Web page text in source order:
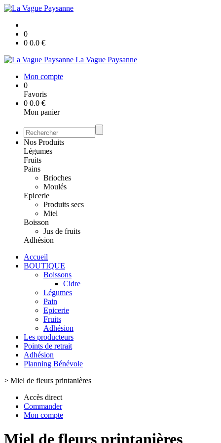
0
0 0.0 €
La Vague Paysanne
Mon compte
0
Favoris
0 0.0 €
Mon panier
Nos Produits
Légumes
Fruits
Pains
Brioches
Moulés
Epicerie
Produits secs
Miel
Boisson
Jus de fruits
Adhésion
Accueil
BOUTIQUE
Boissons
Cidre
Légumes
Pain
Epicerie
Fruits
Adhésion
Les producteurs
Points de retrait
Adhésion
Planning Bénévole
> Miel de fleurs printanières
Accès direct
Commander
Mon compte
Miel de fleurs printanières